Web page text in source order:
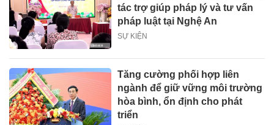
tác trợ giúp pháp lý và tư vấn
pháp luật tại Nghệ An
SỰ KIỆN
Tăng cường phối hợp liên
ngành để giữ vững môi trường
hòa bình, ổn định cho phát
triển